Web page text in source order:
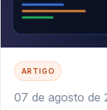
ARTIGO
07 de agosto de